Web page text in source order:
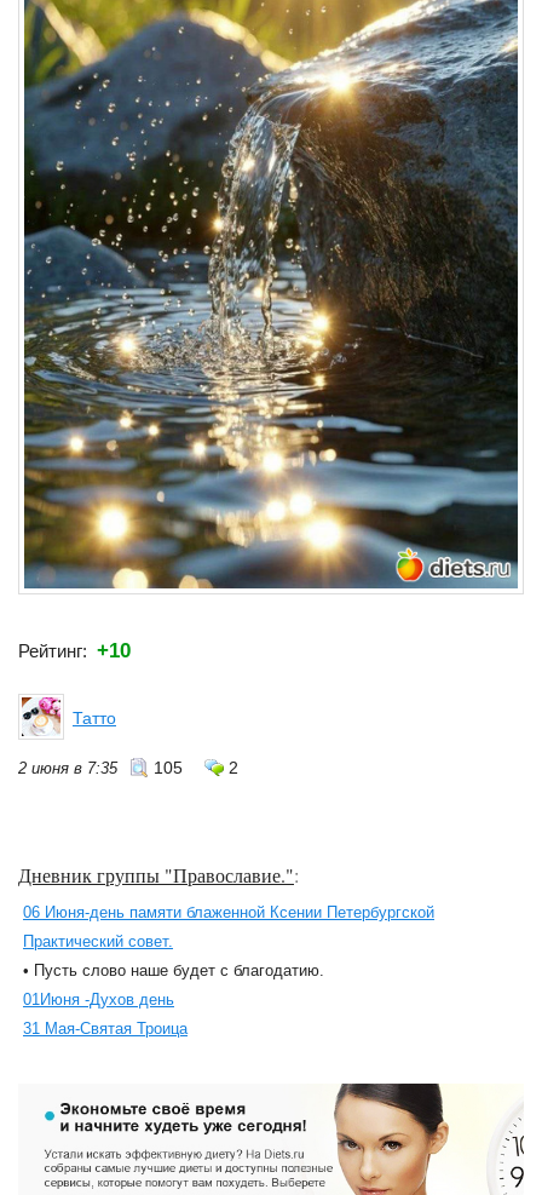
Рейтинг: +10
Татто
2 июня в 7:35 105 2
Дневник группы "Православие.":
06 Июня-день памяти блаженной Ксении Петербургской
Практический совет.
• Пусть слово наше будет с благодатию.
01Июня -Духов день
31 Мая-Святая Троица